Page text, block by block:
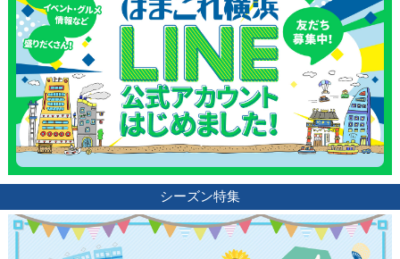
シーズン特集
ランキング